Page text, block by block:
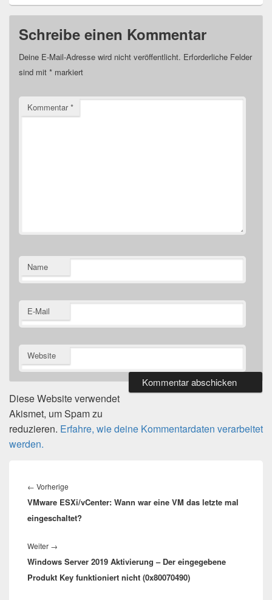
Schreibe einen Kommentar
Deine E-Mail-Adresse wird nicht veröffentlicht. Erforderliche Felder
sind mit * markiert
Kommentar*
Name
E-Mail
Website
Diese Website verwendet
Akismet, um Spam zu
reduzieren. Erfahre, wie deine Kommentardaten verarbeitet
werden.
← Vorherige
Beitrag:
VMware ESXi/vCenter: Wann war eine VM das letzte mal
eingeschaltet?
Weiter →
Beitrag:
Windows Server 2019 Aktivierung – Der eingegebene
Produkt Key funktioniert nicht (0x80070490)